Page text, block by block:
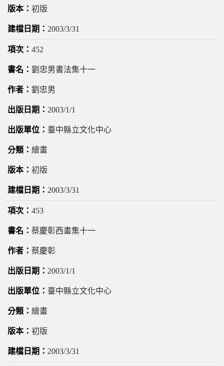
初版
2003/3/31
452
劉忠男書法集十一
劉忠男
2003/1/1
臺中縣立文化中心
繪畫
初版
2003/3/31
453
蔡慶彰西畫集十一
蔡慶彰
2003/1/1
臺中縣立文化中心
繪畫
初版
2003/3/31